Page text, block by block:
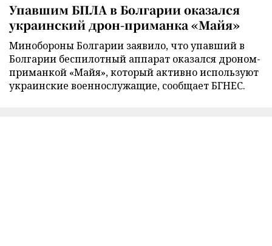
Упавшим БПЛА в Болгарии оказался
украинский дрон-приманка «Майя»
Минобороны Болгарии заявило, что упавший в
Болгарии беспилотный аппарат оказался дроном-
приманкой «Майя», который активно используют
украинские военнослужащие, сообщает БГНЕС.